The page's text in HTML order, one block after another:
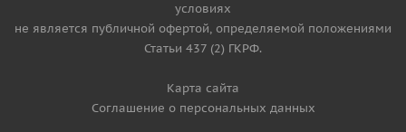
условиях
не является публичной офертой, определяемой положениями
Статьи 437 (2) ГКРФ.
Карта сайта
Соглашение о персональных данных